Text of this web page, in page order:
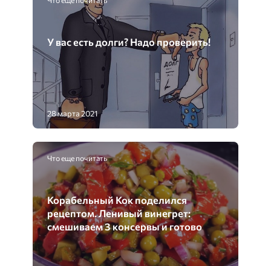
У вас есть долги? Надо проверить!
28 марта 2021
Что еще почитать
Корабельный Кок поделился
рецептом. Ленивый винегрет:
смешиваем 3 консервы и готово